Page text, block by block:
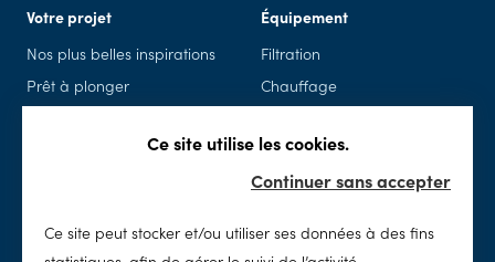
Votre projet
Nos plus belles inspirations
Prêt à plonger
Équipement
Filtration
Chauffage
Sécurité
Accessoires & loisirs
Entretien SolidPool
Ce site utilise les cookies.
Continuer sans accepter
Ce site peut stocker et/ou utiliser ses données à des fins